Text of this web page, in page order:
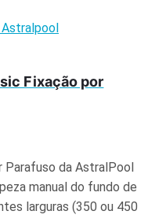
Fixação por
Parafuso da AstralPool
manual do fundo de
larguras (350 ou 450